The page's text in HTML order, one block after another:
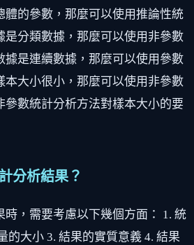
體的參數，那麼可以使用推論性統
是分類數據，那麼可以使用非參數
據是連續數據，那麼可以使用參數
本大小很小，那麼可以使用非參數
參數統計分析方法對樣本大小的要
分析結果？
，需要考慮以下幾個方面： 1. 統
的大小 3. 結果的實質意義 4. 結果